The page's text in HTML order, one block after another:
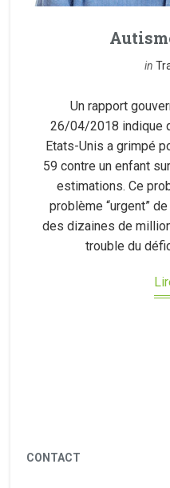
in
Un rapport
26/04/2018 indique
Etats-Unis a grimpé
59 contre un enfant
estimations. Ce
problème “urgent”
des dizaines de
trouble du
CONTACT